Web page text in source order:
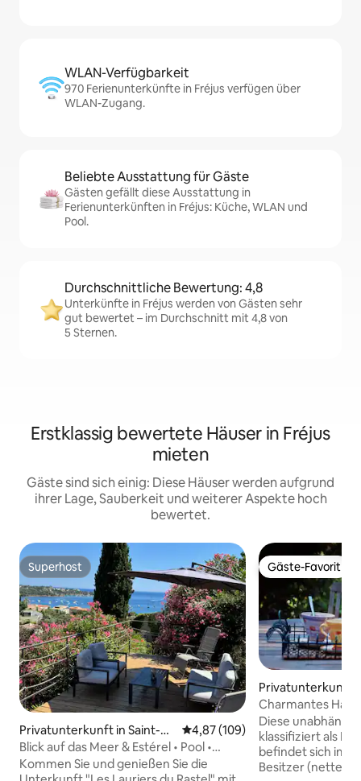
WLAN-Verfügbarkeit
970 Ferienunterkünfte in Fréjus verfügen über
WLAN-Zugang.
Beliebte Ausstattung für Gäste
Gästen gefällt diese Ausstattung in
Ferienunterkünften in Fréjus: Küche, WLAN und
Pool.
Durchschnittliche Bewertung: 4,8
Unterkünfte in Fréjus werden von Gästen sehr
gut bewertet – im Durchschnitt mit 4,8 von
5 Sternen.
Erstklassig bewertete Häuser in Fréjus
mieten
Gäste sind sich einig: Diese Häuser werden aufgrund
ihrer Lage, Sauberkeit und weiterer Aspekte hoch
bewertet.
Superhost
Superhost
Privatunterkunft in Saint-Ra
phaël
Durchschnittliche Bewertung:
4,87 (109)
Blick auf das Meer & Estérel • Pool •
Strand zu Fuß erreichbar
Kommen Sie und genießen Sie die
Gäste-Favorit
Gäste-Favorit
Privatunterkunft
phaël
Charmantes
Meer entfernt.
Diese
klassifiziert als
befindet sich im
Besitzer (nettes